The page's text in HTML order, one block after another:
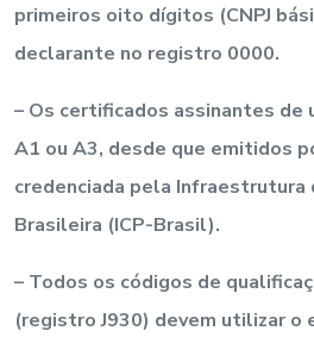
primeiros oito dígitos (CNPJ
declarante no registro 0000.
– Os certificados assinantes de
A1 ou A3, desde que emitidos
credenciada pela Infraestrutura
Brasileira (ICP-Brasil).
– Todos os códigos de
(registro J930) devem utilizar o